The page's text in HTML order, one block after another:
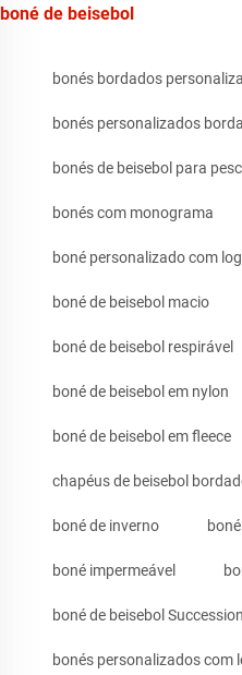
boné de beisebol
bonés bordados
bonés personalizados
bonés de beisebol para
bonés com monograma
boné personalizado com
boné de beisebol macio
boné de beisebol respirável
boné de beisebol em nylon
boné de beisebol em fleece
chapéus de beisebol
boné de inverno
boné impermeável
boné de beisebol Succession
bonés personalizados com